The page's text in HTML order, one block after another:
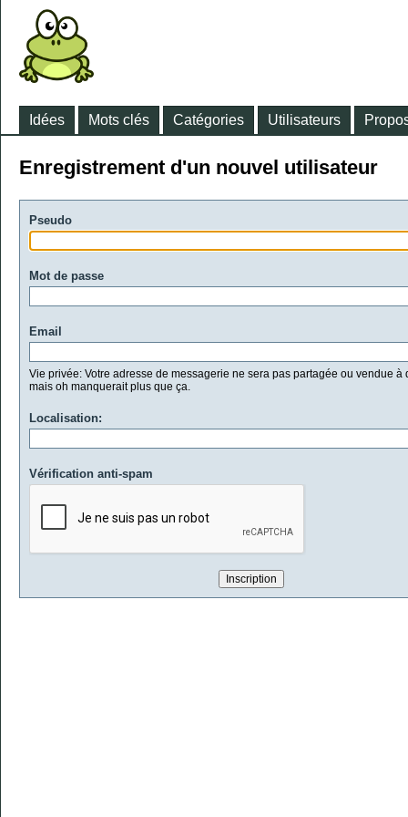
Idées Mots clés Catégories Utilisateurs
Enregistrement d'un nouvel utilisateur
Pseudo
Mot de passe
Email
Vie privée: Votre adresse de messagerie ne sera pas partagée ou vendue à
mais oh manquerait plus que ça.
Localisation:
Vérification anti-spam